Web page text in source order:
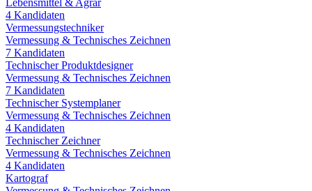
4 Kandidaten
Vermessungstechniker
Vermessung & Technisches Zeichnen
7 Kandidaten
Technischer Produktdesigner
Vermessung & Technisches Zeichnen
7 Kandidaten
Technischer Systemplaner
Vermessung & Technisches Zeichnen
4 Kandidaten
Technischer Zeichner
Vermessung & Technisches Zeichnen
4 Kandidaten
Kartograf